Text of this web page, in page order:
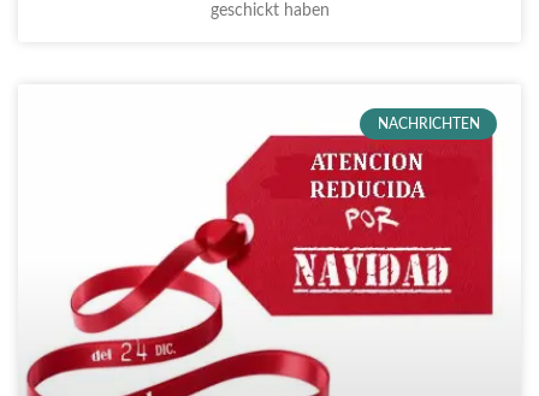
geschickt haben
NACHRICHTEN